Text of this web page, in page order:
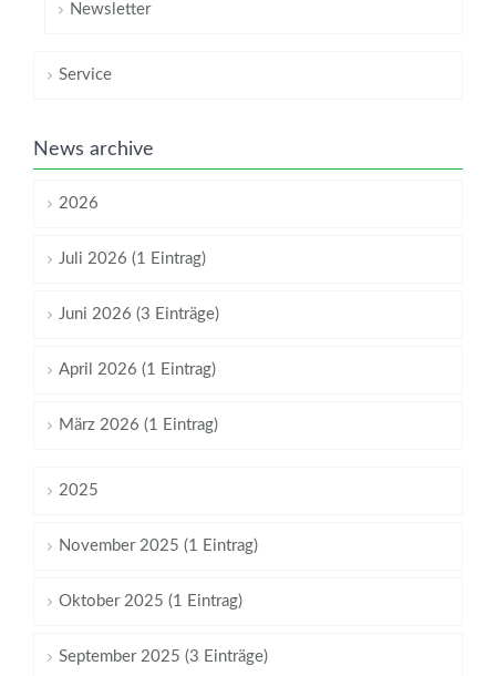
Newsletter
Service
News archive
2026
Juli 2026 (1 Eintrag)
Juni 2026 (3 Einträge)
April 2026 (1 Eintrag)
März 2026 (1 Eintrag)
2025
November 2025 (1 Eintrag)
Oktober 2025 (1 Eintrag)
September 2025 (3 Einträge)